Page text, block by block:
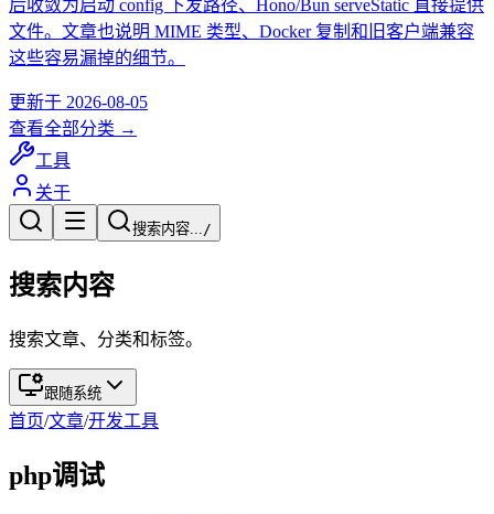
后收敛为启动 config 下发路径、Hono/Bun serveStatic 直接提供
文件。文章也说明 MIME 类型、Docker 复制和旧客户端兼容
这些容易漏掉的细节。
更新于 2026-08-05
查看全部分类 →
工具
关于
搜索内容... /
搜索内容
搜索文章、分类和标签。
跟随系统
首页/文章/开发工具
php调试